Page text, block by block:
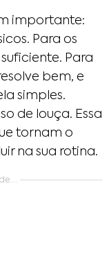
importante:
Para os
Para
bem, e
simples.
de louça. Essa
tornam o
na sua rotina.